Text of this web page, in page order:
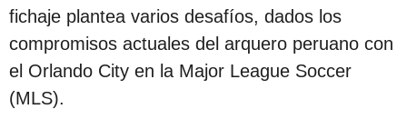
n
3
a
ñ
fichaje plantea varios desafíos, dados los
compromisos actuales del arquero peruano con
el Orlando City en la Major League Soccer
(MLS).